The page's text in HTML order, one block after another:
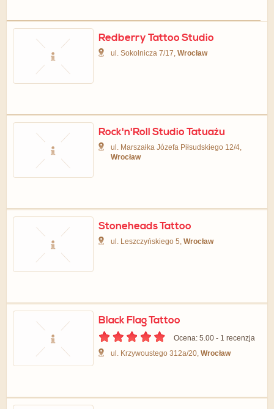
Redberry Tattoo Studio
ul. Sokolnicza 7/17,Wrocław
Rock'n'Roll Studio Tatuażu
ul. Marszałka Józefa Piłsudskiego 12/4,
Wrocław
Stoneheads Tattoo
ul. Leszczyńskiego 5,Wrocław
Black Flag Tattoo
Ocena: 5.00 - ‎1 recenzja
ul. Krzywoustego 312a/20,Wrocław